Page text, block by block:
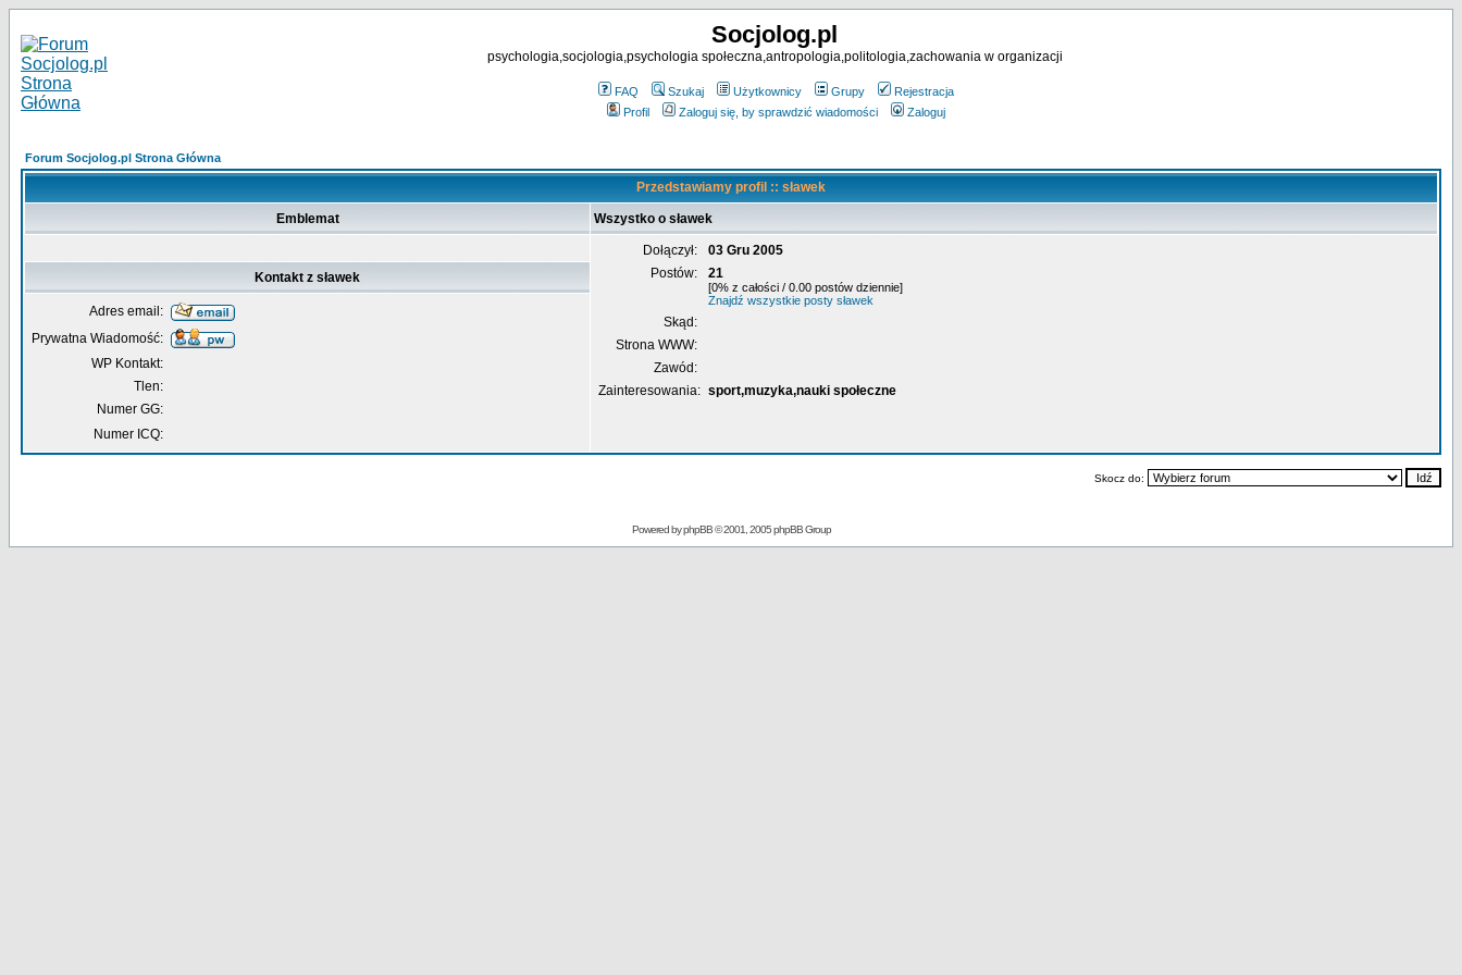
Socjolog.pl
psychologia,socjologia,psychologia społeczna,antropologia,politologia,zachowania w organizacji
FAQ Szukaj Użytkownicy Grupy
Rejestracja
Profil
Zaloguj się, by sprawdzić wiadomości Zaloguj
Forum Socjolog.pl Strona Główna
Przedstawiamy profil :: sławek
Emblemat Wszystko o sławek
Dołączył:
03 Gru 2005
Postów:
21
[0% z całości / 0.00 postów dziennie]
Znajdź wszystkie posty sławek
Skąd:
Strona WWW:
Zawód:
Zainteresowania: sport,muzyka,nauki społeczne
Kontakt z sławek
Adres email:
Prywatna Wiadomość:
WP Kontakt:
Tlen:
Numer GG:
Numer ICQ:
Skocz do:
Powered byphpBB© 2001, 2005 phpBB Group